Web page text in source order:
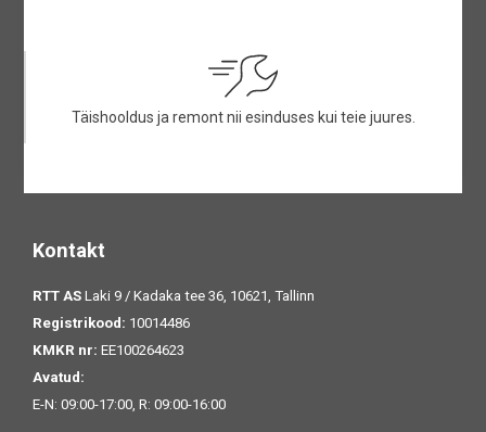
Täishooldus ja remont nii esinduses kui teie juures.
Kontakt
RTT AS Laki 9 / Kadaka tee 36, 10621, Tallinn
Registrikood: 10014486
KMKR nr: EE100264623
Avatud:
E-N: 09:00-17:00, R: 09:00-16:00